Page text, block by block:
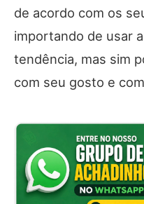
de acordo com os
importando de usar
tendência, mas sim
com seu gosto e